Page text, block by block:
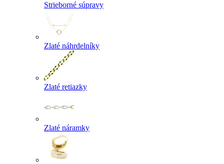
Strieborné súpravy
Zlaté náhrdelníky
Zlaté retiazky
Zlaté náramky